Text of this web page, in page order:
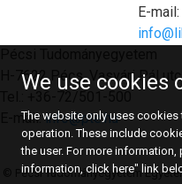
E-mail:
H-7622 Pécs, Vasvári Pál
E-mail:info@pte.hu
© Pécsi Tudományegyetem
We use cookies
The website only uses
operation. These include
the user. For more
information, click here" link